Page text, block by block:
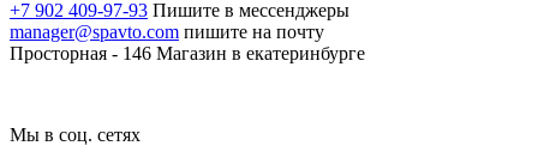
+7 902 409-97-93 Пишите в мессенджеры
manager@spavto.com пишите на почту
Просторная - 146 Магазин в екатеринбурге
Мы в соц. сетях